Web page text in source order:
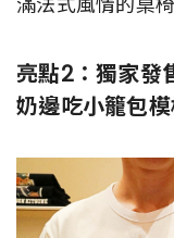
亮點2：獨家發
奶邊吃小籠包